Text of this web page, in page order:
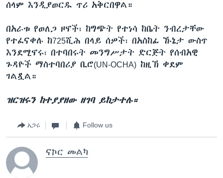
ሰላም እንዲያወርዱ ጥሪ አቅርበዋል።
በአራቱ የወለጋ ዞኖች፣ ከግጭት የተነሳ ከቤት ንብረታቸው
የተፈናቀሉ ከ725ሺሕ በላይ ሰዎች፣ በአስከፊ ኹኔታ ውስጥ
እንደሚኖሩ፣ በተባበሩት መንግሥታት ድርጅት የሰብአዊ
ጉዳዮች ማስተባበሪያ ቢሮ(UN-OCHA) ከዚኽ ቀደም
ገልጿል።
ዝርዝሩን ከተያያዘው ዘገባ ይከታተሉ።
አጋሩ Follow us
ናኮር መልካ